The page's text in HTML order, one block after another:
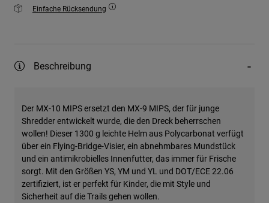
Einfache Rücksendung
Beschreibung
Der MX-10 MIPS ersetzt den MX-9 MIPS, der für junge
Shredder entwickelt wurde, die den Dreck beherrschen
wollen! Dieser 1300 g leichte Helm aus Polycarbonat verfügt
über ein Flying-Bridge-Visier, ein abnehmbares Mundstück
und ein antimikrobielles Innenfutter, das immer für Frische
sorgt. Mit den Größen YS, YM und YL und DOT/ECE 22.06
zertifiziert, ist er perfekt für Kinder, die mit Style und
Sicherheit auf die Trails gehen wollen.